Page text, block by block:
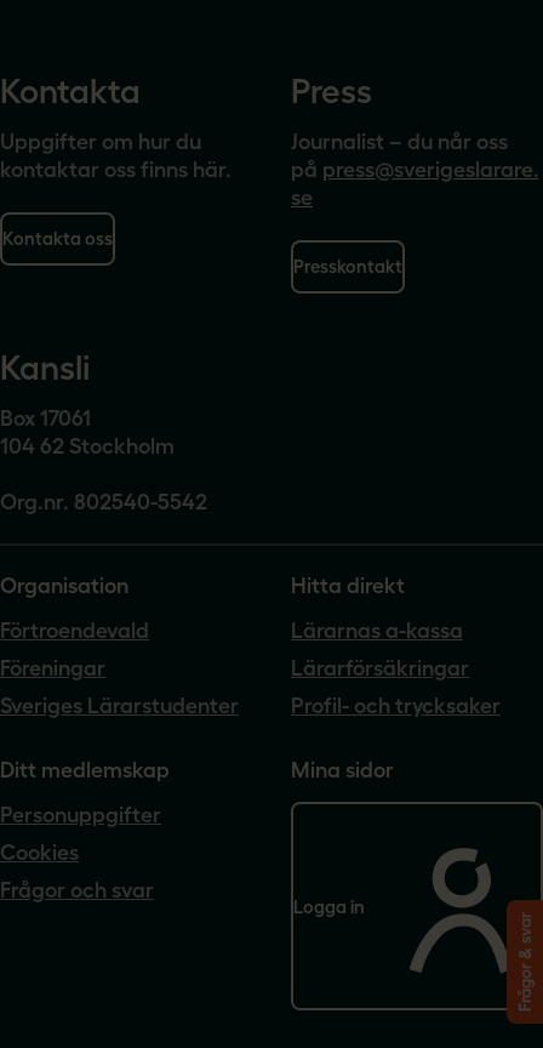
Kontakta
Uppgifter om hur du
kontaktar oss finns här.
Kontakta oss
Press
Journalist – du når oss
på press@sverigeslarare.
se
Presskontakt
Kansli
Box 17061
104 62 Stockholm
Org.nr. 802540-5542
Organisation
Förtroendevald
Föreningar
Sveriges Lärarstudenter
Hitta direkt
Lärarnas a-kassa
Lärarförsäkringar
Profil- och trycksaker
Ditt medlemskap
Personuppgifter
Cookies
Frågor och svar
Mina sidor
Logga in
Frågor & svar